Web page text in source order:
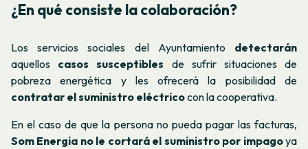
¿En qué consiste la colaboración?
Los servicios sociales del Ayuntamiento detectarán
aquellos casos susceptibles de sufrir situaciones de
pobreza energética y les ofrecerá la posibilidad de
contratar el suministro eléctricocon la cooperativa.
En el caso de que la persona no pueda pagar las facturas,
Som Energia no le cortará el suministro por impagoya